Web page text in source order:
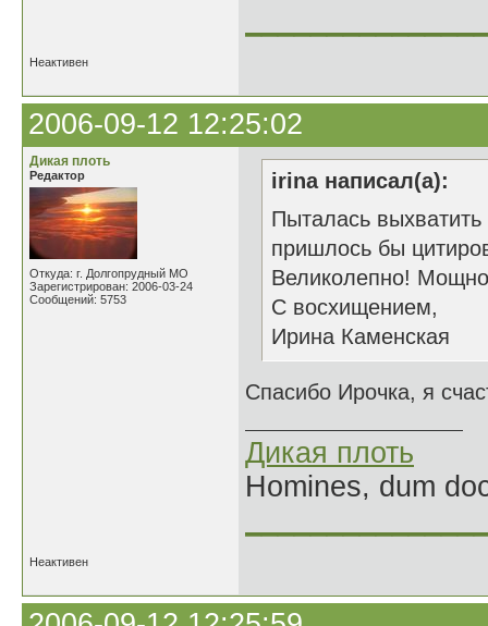
Неактивен
2006-09-12 12:25:02
Дикая плоть
Редактор
Откуда: г. Долгопрудный МО
Зарегистрирован: 2006-03-24
Сообщений: 5753
irina написал(а):
Пыталась
пришлось бы
Великолепно!
С восхищением,
Ирина Каменская
Спасибо Ирочка, я
Дикая плоть
Homines, dum
Неактивен